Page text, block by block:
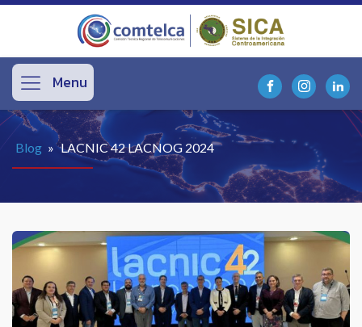
Menu
Blog » LACNIC 42 LACNOG 2024